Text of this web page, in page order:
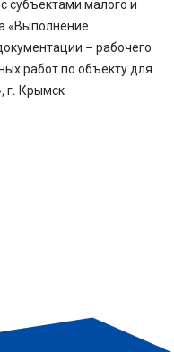
субъектами малого и
«Выполнение
– рабочего
работ по объекту для
г. Крымск